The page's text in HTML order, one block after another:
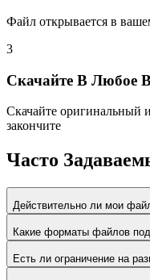
Файл открывается в
3
Скачайте В Любое
Скачайте оригинальный
закончите
Часто
Действительно ли мои
Какие форматы файлов
Есть ли ограничение на